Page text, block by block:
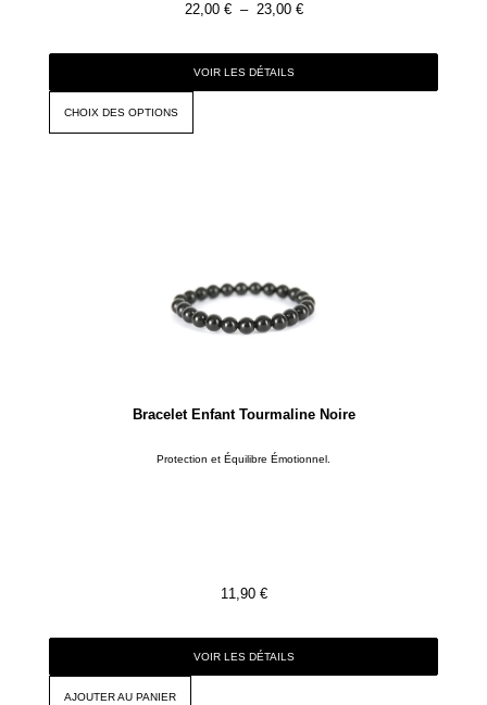
22,00 € – 23,00 €
VOIR LES DÉTAILS
CHOIX DES OPTIONS
Bracelet Enfant Tourmaline Noire
Protection et Équilibre Émotionnel.
11,90 €
VOIR LES DÉTAILS
AJOUTER AU PANIER